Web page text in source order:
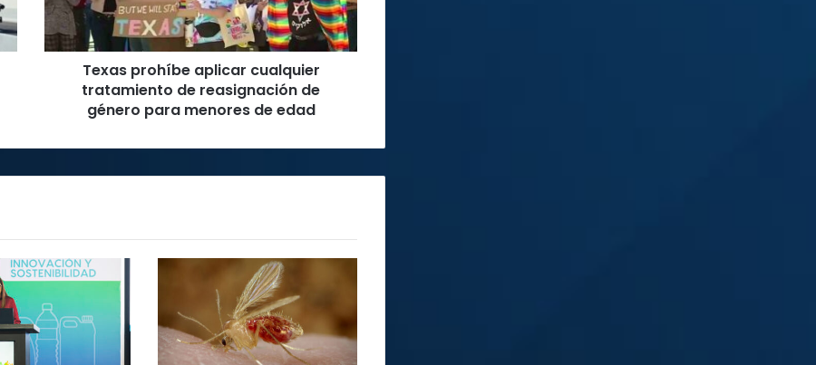
reasignación
de
género
menores
Texas prohíbe aplicar cualquier
tratamiento de reasignación de
género para menores de edad